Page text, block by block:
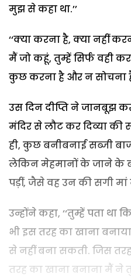
मुझ से कहा था.’’
‘‘क्या करना है, क्या नहीं
मैं जो कहूं, तुम्हें सिर्फ वही
कुछ करना है और न सोचना
उस दिन दीप्ति ने जानबूझ
मंदिर से लौट कर दिव्या
ही, कुछ बनीबनाई सब्जी
लेकिन मेहमानों के जाने के
पड़ीं, जैसे वह उन की सगी मां
उन्होंने कहा, ‘‘तुम्हें पता
भी इस तरह का खाना
से नहीं बना सकती. जिस
तरह का खाना बनाना मैं ने